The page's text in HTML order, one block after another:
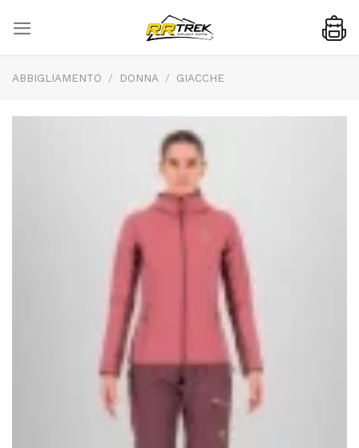
content
ABBIGLIAMENTO / DONNA / GIACCHE